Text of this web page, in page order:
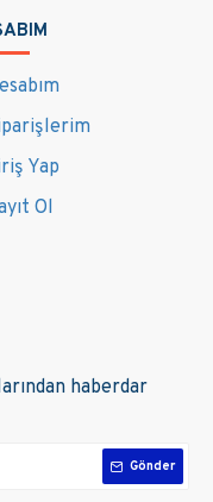
Yap
Ol
haberdar
Gönder